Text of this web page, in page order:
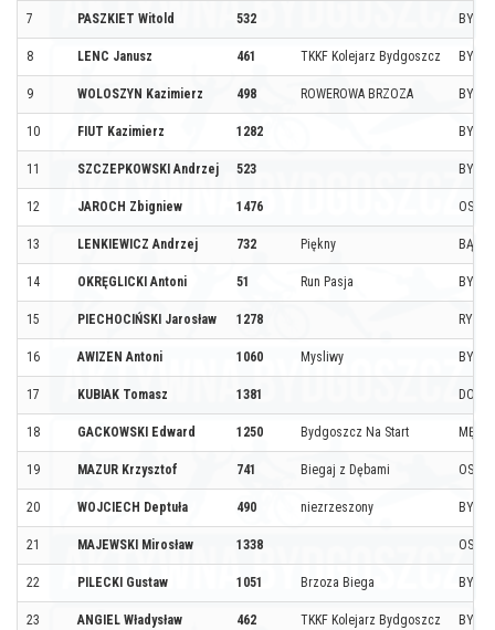
7 PASZKIET Witold 532
8 LENC Janusz 461 TKKF Kolejarz Bydgoszcz
9 WOLOSZYN Kazimierz 498 ROWEROWA BRZOZA
10 FIUT Kazimierz 1282
11 SZCZEPKOWSKI Andrzej 523
12 JAROCH Zbigniew 1476
13 LENKIEWICZ Andrzej 732 Piękny BĄDKI
14 OKRĘGLICKI Antoni 51 Run Pasja
15 PIECHOCIŃSKI Jarosław 1278
16 AWIZEN Antoni 1060 Mysliwy
17 KUBIAK Tomasz 1381
18 GACKOWSKI Edward 1250 Bydgoszcz Na Start
19 MAZUR Krzysztof 741 Biegaj z Dębami
20 WOJCIECH Deptuła 490 niezrzeszony
21 MAJEWSKI Mirosław 1338
22 PILECKI Gustaw 1051 Brzoza Biega
23 ANGIEL Władysław 462 TKKF Kolejarz Bydgoszcz